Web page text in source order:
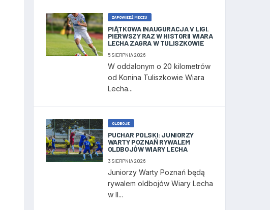
ZAPOWIEDŹ MECZU
PIĄTKOWA INAUGURACJA V LIGI.
PIERWSZY RAZ W HISTORII WIARA
LECHA ZAGRA W TULISZKOWIE
5 SIERPNIA 2026
W oddalonym o 20 kilometrów
od Konina Tuliszkowie Wiara
Lecha...
OLDBOJE
PUCHAR POLSKI: JUNIORZY
WARTY POZNAŃ RYWALEM
OLDBOJÓW WIARY LECHA
3 SIERPNIA 2026
Juniorzy Warty Poznań będą
rywalem oldbojów Wiary Lecha
w II...